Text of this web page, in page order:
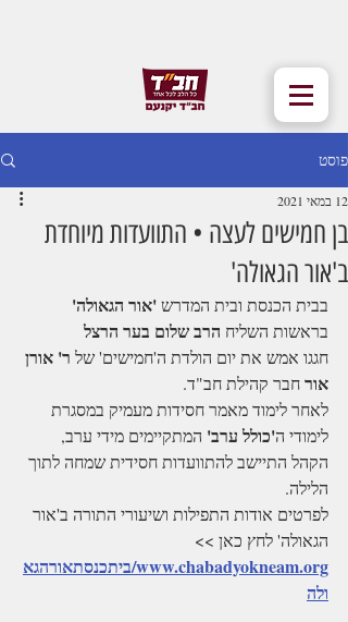
פוסט
בן חמישים לעצה • התוועדות מיוחדת
ב'אור הגאולה'
12 במאי 2021
בבית הכנסת ובית המדרש 'אור הגאולה'
בראשות השליח הרב שלום בער הרצל
חגגו אמש את יום הולדת ה'חמישים' של ר' אורן
אור חבר קהילת חב"ד.
לאחר לימוד מאמר חסידות מעמיק במסגרת
לימודי ה'כולל ערב' המתקיימים מידי ערב,
הקהל התיישב להתוועדות חסידית שמחה לתוך
הלילה.
לפרטים אודות התפילות ושיעורי התורה ב'אור
הגאולה' לחץ כאן >>
www.chabadyokneam.org/ביתכנסתאורהגא
ולה